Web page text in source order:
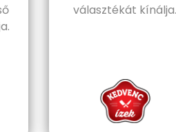
választékát kínálja.